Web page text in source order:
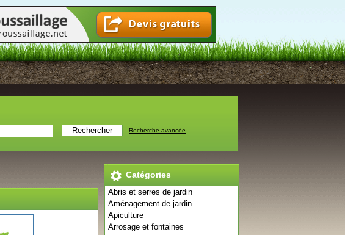
Recherche avancée
Catégories
Abris et serres de jardin
Aménagement de jardin
Apiculture
Arrosage et fontaines